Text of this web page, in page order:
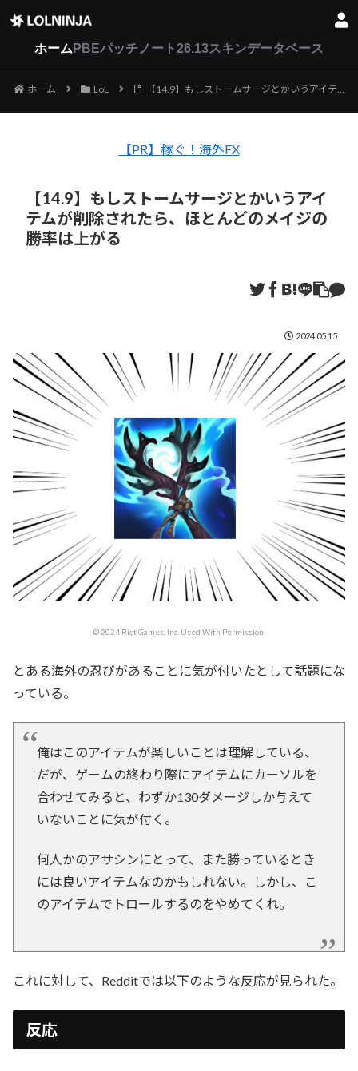
ホーム PBEパッチノート26.13スキンデータベース
ホーム LoL 【14.9】もしストームサージとかいうアイテムが削除されたら、ほとんどのメイジの勝率は上がる
【PR】稼ぐ！海外FX
【14.9】もしストームサージとかいうアイ
テムが削除されたら、ほとんどのメイジの
勝率は上がる
2024.05.15
© 2024 Riot Games, Inc. Used With Permission.
とある海外の忍びがあることに気が付いたとして話題にな
っている。
俺はこのアイテムが楽しいことは理解している、
だが、ゲームの終わり際にアイテムにカーソルを
合わせてみると、わずか130ダメージしか与えて
いないことに気が付く。
何人かのアサシンにとって、また勝っているとき
には良いアイテムなのかもしれない。しかし、こ
のアイテムでトロールするのをやめてくれ。
これに対して、Redditでは以下のような反応が見られた。
反応